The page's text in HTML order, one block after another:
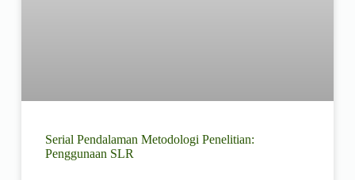
Serial Pendalaman Metodologi Penelitian:
Penggunaan SLR